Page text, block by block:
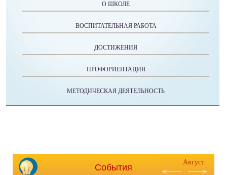
О ШКОЛЕ
ВОСПИТАТЕЛЬНАЯ РАБОТА
ДОСТИЖЕНИЯ
ПРОФОРИЕНТАЦИЯ
МЕТОДИЧЕСКАЯ ДЕЯТЕЛЬНОСТЬ
События
Август